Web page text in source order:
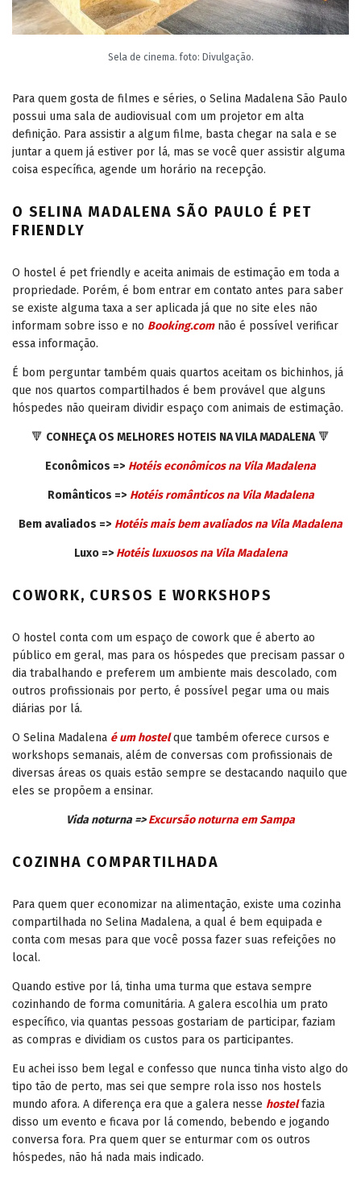
Sela de cinema. foto: Divulgação.
Para quem gosta de filmes e séries, o Selina Madalena São Paulo
possui uma sala de audiovisual com um projetor em alta
definição. Para assistir a algum filme, basta chegar na sala e se
juntar a quem já estiver por lá, mas se você quer assistir alguma
coisa específica, agende um horário na recepção.
O SELINA MADALENA SÃO PAULO É PET
FRIENDLY
O hostel é pet friendly e aceita animais de estimação em toda a
propriedade. Porém, é bom entrar em contato antes para saber
se existe alguma taxa a ser aplicada já que no site eles não
informam sobre isso e no Booking.comnão é possível verificar
essa informação.
É bom perguntar também quais quartos aceitam os bichinhos, já
que nos quartos compartilhados é bem provável que alguns
hóspedes não queiram dividir espaço com animais de estimação.
🔻 CONHEÇA OS MELHORES HOTEIS NA VILA MADALENA🔻
Econômicos => Hotéis econômicosna Vila Madalena
Românticos => Hotéis românticosna Vila Madalena
Bem avaliados => Hotéis mais bem avaliadosna Vila Madalena
Luxo => Hotéis luxuososna Vila Madalena
COWORK, CURSOS E WORKSHOPS
O hostel conta com um espaço de cowork que é aberto ao
público em geral, mas para os hóspedes que precisam passar o
dia trabalhando e preferem um ambiente mais descolado, com
outros profissionais por perto, é possível pegar uma ou mais
diárias por lá.
O Selina Madalena é um hostelque também oferece cursos e
workshops semanais, além de conversas com profissionais de
diversas áreas os quais estão sempre se destacando naquilo que
eles se propõem a ensinar.
Vida noturna =>Excursão noturna em Sampa
COZINHA COMPARTILHADA
Para quem quer economizar na alimentação, existe uma cozinha
compartilhada no Selina Madalena, a qual é bem equipada e
conta com mesas para que você possa fazer suas refeições no
local.
Quando estive por lá, tinha uma turma que estava sempre
cozinhando de forma comunitária. A galera escolhia um prato
específico, via quantas pessoas gostariam de participar, faziam
as compras e dividiam os custos para os participantes.
Eu achei isso bem legal e confesso que nunca tinha visto algo do
tipo tão de perto, mas sei que sempre rola isso nos hostels
mundo afora. A diferença era que a galera nesse hostelfazia
disso um evento e ficava por lá comendo, bebendo e jogando
conversa fora. Pra quem quer se enturmar com os outros
hóspedes, não há nada mais indicado.